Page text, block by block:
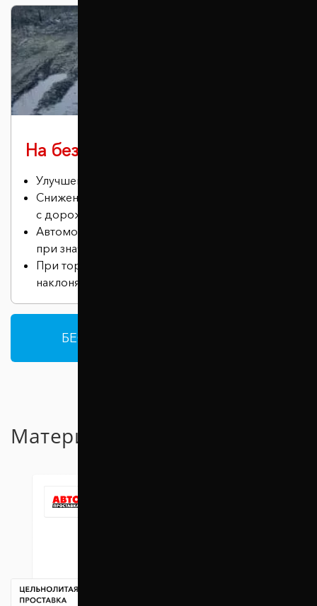
На бездорожье
Улучшение проходимости автомобиля.
Снижение риска соприкосновения днища
с дорожными неровностями
Автомобиль сохраняет устойчивость даже
при значительных нагрузках.
При торможении машина меньше
наклоняется вперед.
БЕСПЛАТНАЯ КОНСУЛЬТАЦИЯ
Материал проставок